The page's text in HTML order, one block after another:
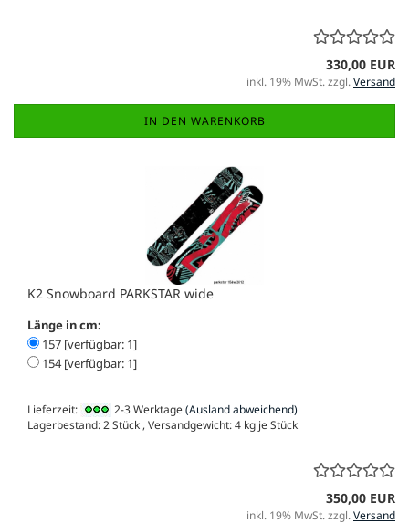
330,00 EUR
inkl. 19% MwSt. zzgl.Versand
IN DEN WARENKORB
K2 Snowboard PARKSTAR wide
Länge in cm:
157 [verfügbar: 1]
154 [verfügbar: 1]
Lieferzeit: 2-3 Werktage(Ausland abweichend)
Lagerbestand: 2 Stück , Versandgewicht:4 kg je Stück
350,00 EUR
inkl. 19% MwSt. zzgl.Versand